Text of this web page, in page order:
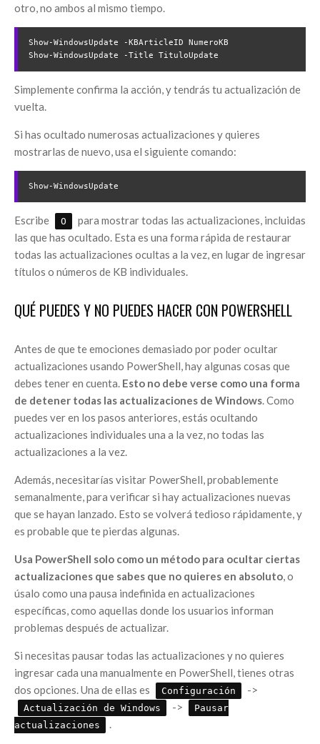
otro, no ambos al mismo tiempo.
Show-WindowsUpdate -KBArticleID NumeroKB
Show-WindowsUpdate -Title TituloUpdate
Simplemente confirma la acción, y tendrás tu actualización de
vuelta.
Si has ocultado numerosas actualizaciones y quieres
mostrarlas de nuevo, usa el siguiente comando:
Show-WindowsUpdate
Escribe O
para mostrar todas las actualizaciones, incluidas
las que has ocultado. Esta es una forma rápida de restaurar
todas las actualizaciones ocultas a la vez, en lugar de ingresar
títulos o números de KB individuales.
QUÉ PUEDES Y NO PUEDES HACER CON POWERSHELL
Antes de que te emociones demasiado por poder ocultar
actualizaciones usando PowerShell, hay algunas cosas que
debes tener en cuenta. Esto no debe verse como una forma
de detener todas las actualizaciones de Windows. Como
puedes ver en los pasos anteriores, estás ocultando
actualizaciones individuales una a la vez, no todas las
actualizaciones a la vez.
Además, necesitarías visitar PowerShell, probablemente
semanalmente, para verificar si hay actualizaciones nuevas
que se hayan lanzado. Esto se volverá tedioso rápidamente, y
es probable que te pierdas algunas.
Usa PowerShell solo como un método para ocultar ciertas
actualizaciones que sabes que no quieres en absoluto, o
úsalo como una pausa indefinida en actualizaciones
específicas, como aquellas donde los usuarios informan
problemas después de actualizar.
Si necesitas pausar todas las actualizaciones y no quieres
ingresar cada una manualmente en PowerShell, tienes otras
dos opciones. Una de ellas es
Configuración ->
Actualización de Windows ->
Pausar
actualizaciones
.